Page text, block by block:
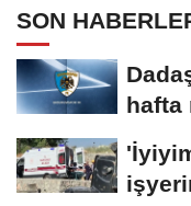
SON
hafta